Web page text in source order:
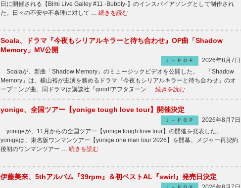
日に開催される【Bimi Live Galley #11 -Bubbly-】のインスパイアソングとして制作され
た。日々の不安や不条理に対して … 続きを読む
Soala、ドラマ『今夜もシリアルキラーと待ち合わせ』OP曲「Shadow
Memory」MV公開
Ｊ－ＰＯＰ
2026年8月7日
Soalaが、新曲「Shadow Memory」のミュージックビデオを公開した。 「Shadow
Memory」は、横山裕が主演を務めるドラマ『今夜もシリアルキラーと待ち合わせ』のオ
ープニング曲。同ドラマは講談社『good!アフタヌーン … 続きを読む
yonige、全国ツアー【yonige tough love tour】開催決定
Ｊ－ＰＯＰ
2026年8月7日
yonigeが、11月からの全国ツアー【yonige tough love tour】の開催を発表した。
yonigeは、東名阪ワンマンツアー【yonige one man tour 2026】を開幕。メジャー再契約
後初のワンマンツアー … 続きを読む
伊藤美来、5thアルバム『39rpm』＆初ベストAL『swirl』発売日決定